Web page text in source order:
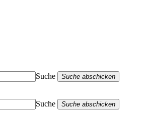
Suche
Suche abschicken
Suche
Suche abschicken